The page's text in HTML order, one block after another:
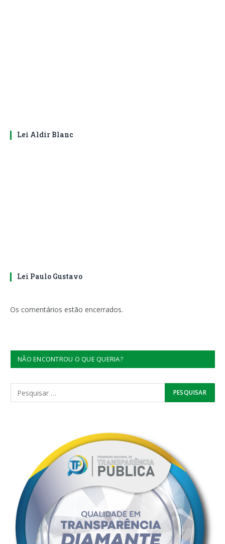
Lei Aldir Blanc
Lei Paulo Gustavo
Os comentários estão encerrados.
NÃO ENCONTROU O QUE QUERIA?